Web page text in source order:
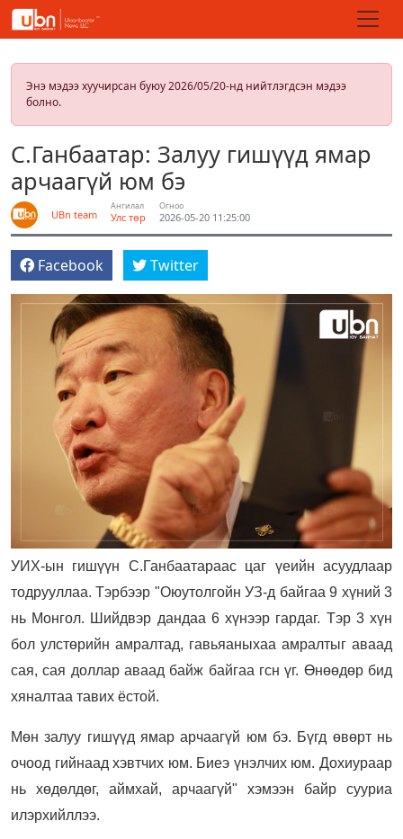
Энэ мэдээ хуучирсан буюу 2026/05/20-нд нийтлэгдсэн мэдээ
болно.
С.Ганбаатар: Залуу гишүүд ямар
арчаагүй юм бэ
UBn team
Ангилал
Улс төр
Огноо
2026-05-20 11:25:00
Facebook Twitter
УИХ-ын гишүүн С.Ганбаатараас цаг үеийн асуудлаар
тодрууллаа. Тэрбээр "Оюутолгойн УЗ-д байгаа 9 хүний 3
нь Монгол. Шийдвэр дандаа 6 хүнээр гардаг. Тэр 3 хүн
бол улстөрийн амралтад, гавьяаныхаа амралтыг аваад
сая, сая доллар аваад байж байгаа гсн үг. Өнөөдөр бид
хяналтаа тавих ёстой.
Мөн залуу гишүүд ямар арчаагүй юм бэ. Бүгд өвөрт нь
очоод гийнаад хэвтчих юм. Биеэ үнэлчих юм. Дохиураар
нь хөдөлдөг, аймхай, арчаагүй" хэмээн байр сууриа
илэрхийллээ.